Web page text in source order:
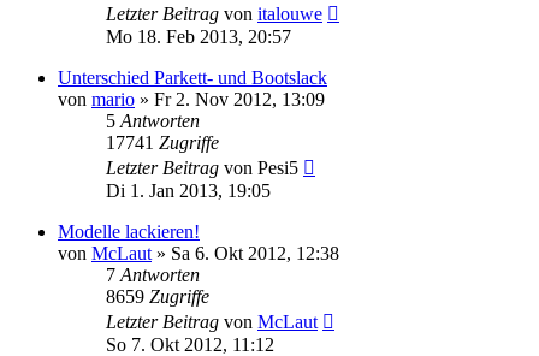
Letzter Beitrag von italouwe
Mo 18. Feb 2013, 20:57
Unterschied Parkett- und Bootslack
von mario » Fr 2. Nov 2012, 13:09
5 Antworten
17741 Zugriffe
Letzter Beitrag von Pesi5
Di 1. Jan 2013, 19:05
Modelle lackieren!
von McLaut » Sa 6. Okt 2012, 12:38
7 Antworten
8659 Zugriffe
Letzter Beitrag von McLaut
So 7. Okt 2012, 11:12